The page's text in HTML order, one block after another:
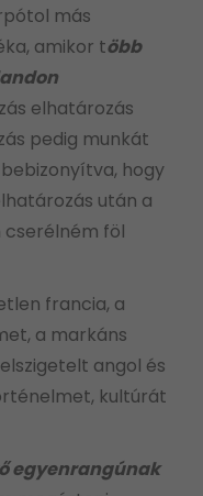
más
amikor több
elhatározás
pedig munkát
hogy
után a
cserélném föl
francia, a
a markáns
angol és
kultúrát
egyenrangúnak